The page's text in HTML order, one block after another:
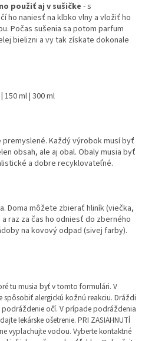
použiť aj v sušičke - s
ho naniesť na klbko vlny a vložiť ho
Počas sušenia sa potom parfum
bielizni a vy tak získate dokonale
150 ml | 300 ml
Každý výrobok musí byť
obsah, ale aj obal. Obaly musia byť
a dobre recyklovateľné.
Doma môžete zbierať hliník (viečka,
raz za čas ho odniesť do zberného
na kovový odpad (sivej farby).
tu musia byť v tomto formulári. V
spôsobiť alergickú kožnú reakciu. Dráždi
očí. V prípade podráždenia
lekárske ošetrenie. PRI ZASIAHNUTÍ
vyplachujte vodou. Vyberte kontaktné